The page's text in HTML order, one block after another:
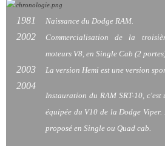
1981 Naissance du Dodge RAM.
2002
Commercialisation de la
moteurs V8, en Single Cab (2
2003 La version Hemi est une version
2004
Instauration du RAM SRT-10,
équipée du V10 de la Dodge
proposé en Single ou Quad cab.